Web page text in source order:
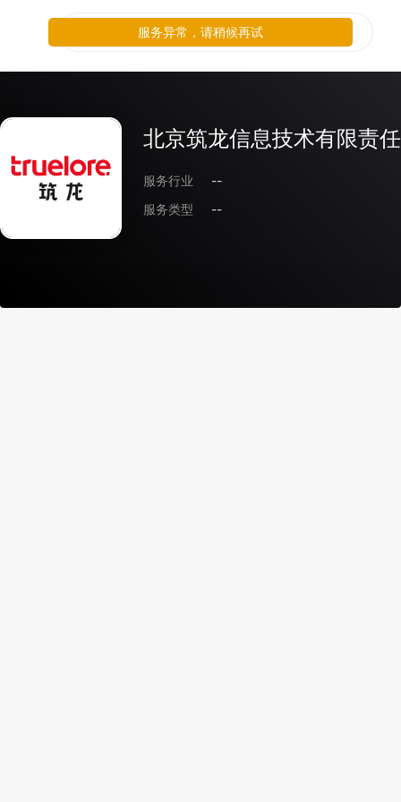
北京筑龙信息技术有限责
服务行业
--
服务类型
--
服务异常，请稍候再试